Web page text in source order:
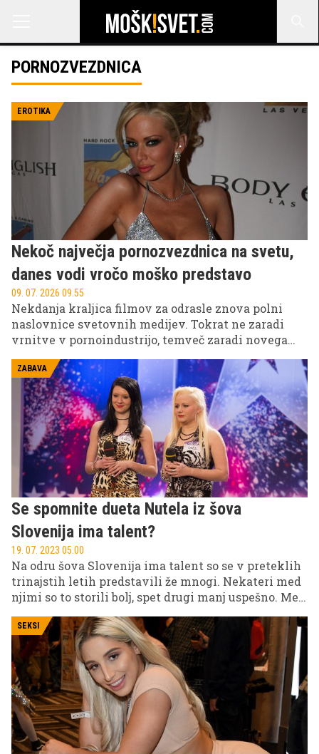
PORNOZVEZDNICA
EROTIKA
Nekoč največja pornozvezdnica na svetu,
danes vodi vročo moško predstavo
09. 07. 2026 09.55
Nekdanja kraljica filmov za odrasle znova polni
naslovnice svetovnih medijev. Tokrat ne zaradi
vrnitve v pornoindustrijo, temveč zaradi novega
drugačno obliko zabave.
ZABAVA
Se spomnite dueta Nutela iz šova
Slovenija ima talent?
19. 07. 2023 05.00
Na odru šova Slovenija ima talent so se v preteklih
trinajstih letih predstavili že mnogi. Nekateri med
njimi so to storili bolj, spet drugi manj uspešno. Med
slednje spada tudi pevski duet z umetniškim
imenom Nutela, ki je v 3. sezoni omenjenega šova
dvignil kar precej prahu.
SEKSI